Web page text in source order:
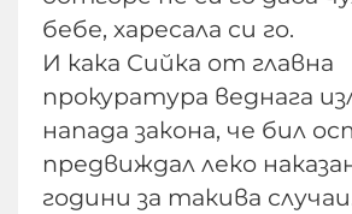
бебе, харесала си го.
И кака Сийка от главна
прокуратура веднага
напада закона, че бил
предвиждал леко
години за такива